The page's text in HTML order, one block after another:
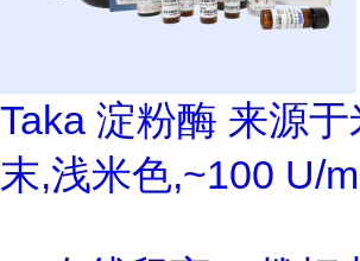
Taka 淀粉酶 来源
末,浅米色,~100 U/